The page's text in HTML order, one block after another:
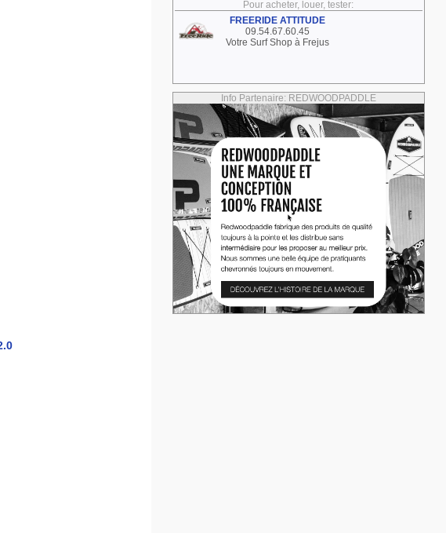
Pour acheter, louer, tester:
FREERIDE ATTITUDE
09.54.67.60.45
Votre Surf Shop à Frejus
Info Partenaire: REDWOODPADDLE